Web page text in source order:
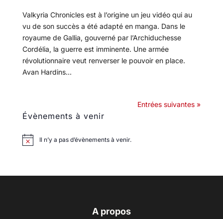
Valkyria Chronicles est à l’origine un jeu vidéo qui au
vu de son succès a été adapté en manga. Dans le
royaume de Gallia, gouverné par l’Archiduchesse
Cordélia, la guerre est imminente. Une armée
révolutionnaire veut renverser le pouvoir en place.
Avan Hardins...
Entrées suivantes »
Évènements à venir
Il n’y a pas d’évènements à venir.
A propos